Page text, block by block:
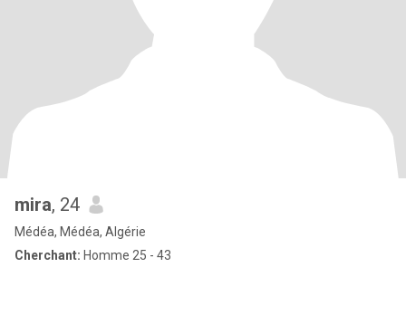
mira, 24
Médéa, Médéa, Algérie
Cherchant: Homme 25 - 43